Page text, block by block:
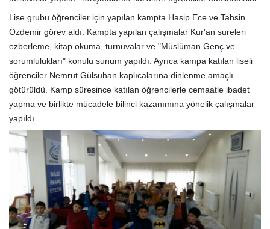
Lise grubu öğrenciler için yapılan kampta Hasip Ece ve Tahsin
Özdemir görev aldı. Kampta yapılan çalışmalar Kur'an sureleri
ezberleme, kitap okuma, turnuvalar ve "Müslüman Genç ve
sorumlulukları" konulu sunum yapıldı. Ayrıca kampa katılan liseli
öğrenciler Nemrut Gülsuhan kaplıcalarına dinlenme amaçlı
götürüldü. Kamp süresince katılan öğrencilerle cemaatle ibadet
yapma ve birlikte mücadele bilinci kazanımına yönelik çalışmalar
yapıldı.